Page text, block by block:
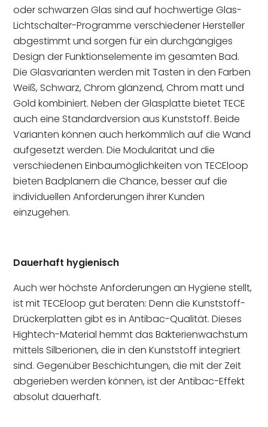
oder schwarzen Glas sind auf hochwertige Glas-
Lichtschalter-Programme verschiedener Hersteller
abgestimmt und sorgen für ein durchgängiges
Design der Funktionselemente im gesamten Bad.
Die Glasvarianten werden mit Tasten in den Farben
Weiß, Schwarz, Chrom glänzend, Chrom matt und
Gold kombiniert. Neben der Glasplatte bietet TECE
auch eine Standardversion aus Kunststoff. Beide
Varianten können auch herkömmlich auf die Wand
aufgesetzt werden. Die Modularität und die
verschiedenen Einbaumöglichkeiten von TECEloop
bieten Badplanern die Chance, besser auf die
individuellen Anforderungen ihrer Kunden
einzugehen.
Dauerhaft hygienisch
Auch wer höchste Anforderungen an Hygiene stellt,
ist mit TECEloop gut beraten: Denn die Kunststoff-
Drückerplatten gibt es in Antibac-Qualität. Dieses
Hightech-Material hemmt das Bakterienwachstum
mittels Silberionen, die in den Kunststoff integriert
sind. Gegenüber Beschichtungen, die mit der Zeit
abgerieben werden können, ist der Antibac-Effekt
absolut dauerhaft.